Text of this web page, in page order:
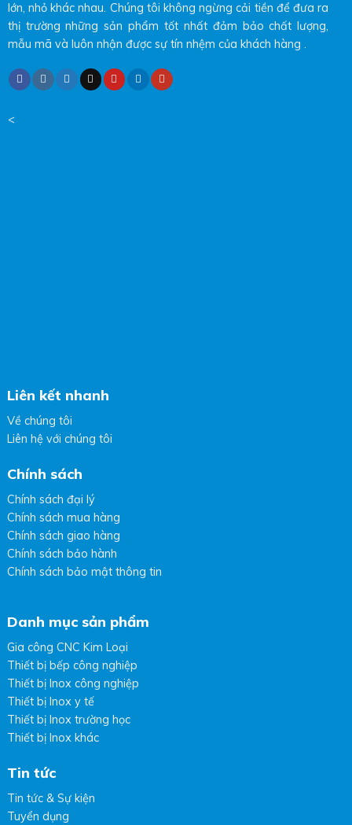
lớn, nhỏ khác nhau. Chúng tôi không ngừng cải tiền để đưa ra
thị trường những sản phẩm tốt nhất đảm bảo chất lượng,
mẫu mã và luôn nhận được sự tín nhệm của khách hàng .
<
Liên kết nhanh
Về chúng tôi
Liên hệ với chúng tôi
Chính sách
Chính sách đại lý
Chính sách mua hàng
Chính sách giao hàng
Chính sách bảo hành
Chính sách bảo mật thông tin
Danh mục sản phẩm
Gia công CNC Kim Loại
Thiết bị bếp công nghiệp
Thiết bị Inox công nghiệp
Thiết bị Inox y tế
Thiết bị Inox trường học
Thiết bị Inox khác
Tin tức
Tin tức & Sự kiện
Tuyển dụng